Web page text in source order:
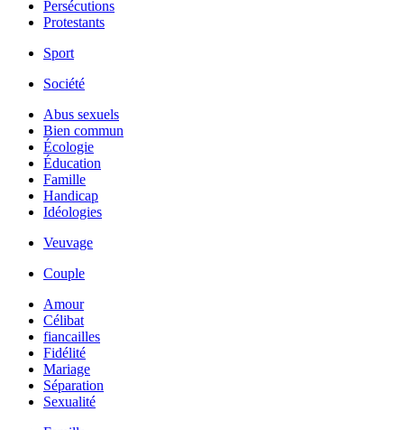
Persécutions
Protestants
Sport
Société
Abus sexuels
Bien commun
Écologie
Éducation
Famille
Handicap
Idéologies
Veuvage
Couple
Amour
Célibat
fiancailles
Fidélité
Mariage
Séparation
Sexualité